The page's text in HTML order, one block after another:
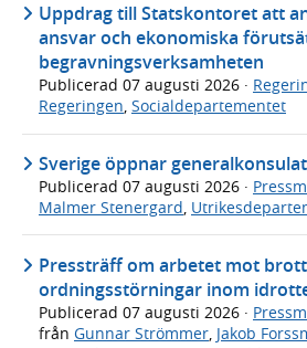
Uppdrag till Statskontoret att
ansvar och ekonomiska
begravningsverksamheten
Publicerad 07 augusti 2026 ·
Regeringen, Socialdepartementet
Sverige öppnar
Publicerad 07 augusti 2026 ·
Malmer Stenergard,
Pressträff om arbetet mot
ordningsstörningar inom
Publicerad 07 augusti 2026 ·
från Gunnar Strömmer Jakob